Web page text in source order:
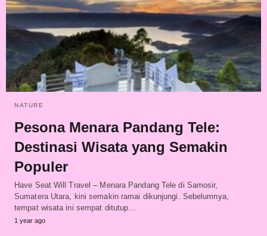
NATURE
Pesona Menara Pandang Tele:
Destinasi Wisata yang Semakin
Populer
Have Seat Will Travel – Menara Pandang Tele di Samosir,
Sumatera Utara, kini semakin ramai dikunjungi. Sebelumnya,
tempat wisata ini sempat ditutup…
1 year ago